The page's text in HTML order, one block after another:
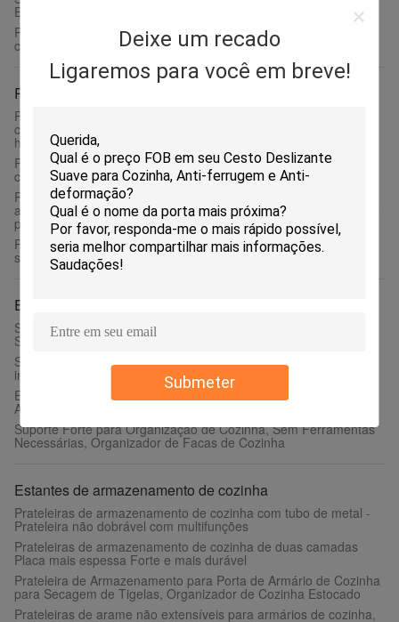
Deixe um recado
Ligaremos para você em breve!
Submeter
Escorredor de Pratos Removível em Aço Inoxidável
Prateleira de secagem de louça de cozinha de fácil instalação
com 2 níveis e tábua de drenagem removível
Prateleira de temperos de parede em aço inoxidável
Prateleira de temperos de parede em aço inoxidável de
combinação livre, formato quadrado, sem necessidade de
hardware
Prateleira de especiarias de parede em aço inoxidável anti-
curvatura, cor prata escovada, fácil instalação
Prateleira de especiarias de parede com amplo espaço de
armazenamento, prateleira de especiarias de metal com suporte
para tábua de cortar
Prateleira de temperos de aço inoxidável de fácil limpeza,
suporte para temperos de parede antiaderente
Estaca de cozinha de aço inoxidável
Suporte de Aço Inoxidável Polido para Cozinha, Ranhuras
Suportam Prateleiras de Cozinha de Metal
Suporte de cozinha Ss para utensílios de mesa, suportes de aço
inoxidável sólido de alto desempenho para armazenamento
Escorredor de Pratos em Aço Inoxidável para Cozinha para um
Ambiente Limpo e Organizado
Suporte Forte para Organização de Cozinha, Sem Ferramentas
Necessárias, Organizador de Facas de Cozinha
Estantes de armazenamento de cozinha
Prateleiras de armazenamento de cozinha com tubo de metal -
Prateleira não dobrável com multifunções
Prateleiras de armazenamento de cozinha de duas camadas
Placa mais espessa Forte e mais durável
Prateleira de Armazenamento para Porta de Armário de Cozinha
para Secagem de Tigelas, Organizador de Cozinha Estocado
Prateleiras de arame não extensíveis para armários de cozinha,